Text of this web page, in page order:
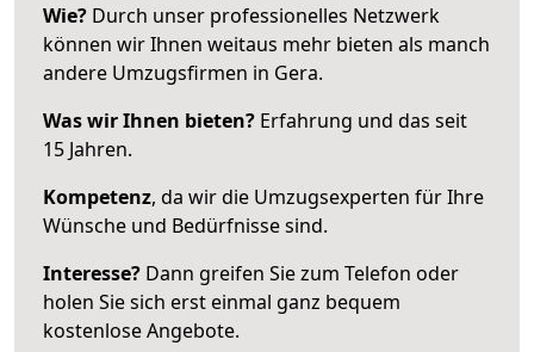
Wie? Durch unser professionelles Netzwerk
können wir Ihnen weitaus mehr bieten als manch
andere Umzugsfirmen in Gera.
Was wir Ihnen bieten? Erfahrung und das seit
15 Jahren.
Kompetenz, da wir die Umzugsexperten für Ihre
Wünsche und Bedürfnisse sind.
Interesse? Dann greifen Sie zum Telefon oder
holen Sie sich erst einmal ganz bequem
kostenlose Angebote.